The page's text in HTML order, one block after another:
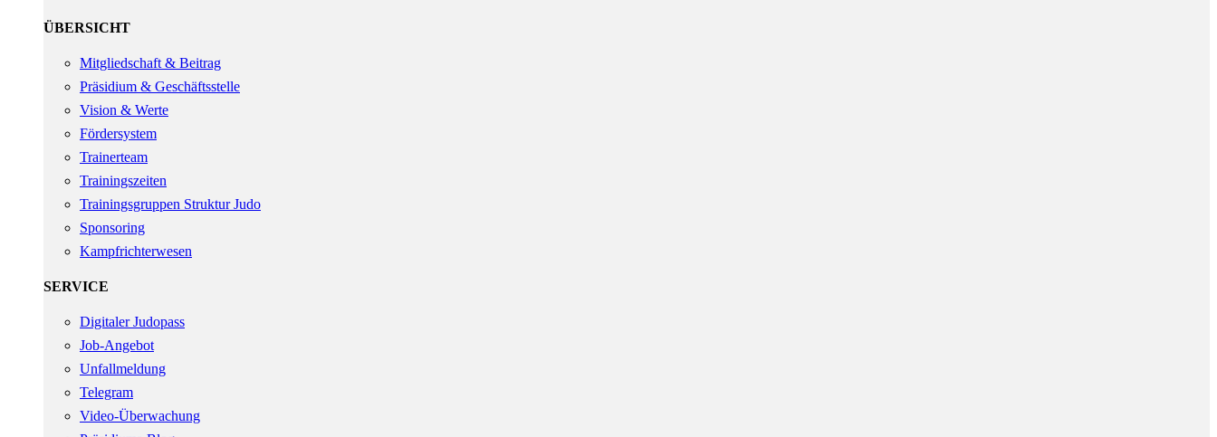
ÜBERSICHT
Mitgliedschaft & Beitrag
Präsidium & Geschäftsstelle
Vision & Werte
Fördersystem
Trainerteam
Trainingszeiten
Trainingsgruppen Struktur Judo
Sponsoring
Kampfrichterwesen
SERVICE
Digitaler Judopass
Job-Angebot
Unfallmeldung
Telegram
Video-Überwachung